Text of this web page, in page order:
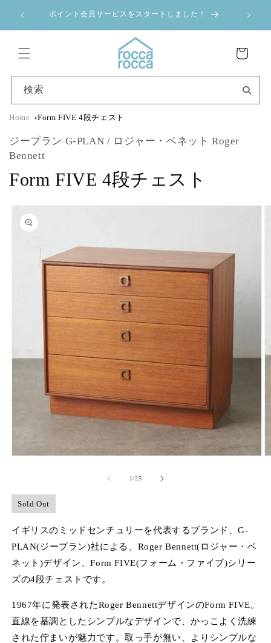
ンツに
ポイント会員サービスをスタートしました！
ー
検索
Home Form FIVE 4段チェスト
ジープラン G-PLAN / ロジャー・ベネット Roger
Bennett
Form FIVE 4段チェスト
商品情
報にス
キップ
ル
で
メ
デ
ィ
ア
(1)
を
開
1/の
25
Sold Out
イギリスのミッドセンチュリーを代表するブランド、G-
PLAN(ジープラン)社による、Roger Bennett(ロジャー・ベ
ネット)デザイン、Form FIVE(フォーム・ファイブ)シリー
ズの4段チェストです。
1967年に発表されたRoger BennettデザインのForm FIVE。
直線を基調としたシンプルなデザインで、かっこよく洗練
された佇まいが魅力です。取っ手が無い、よりシンプルな